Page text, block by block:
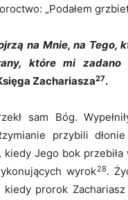
„Podałem
na Mnie, na Tego,
które mi zadano
Zachariasza27.
sam Bóg.
przybili
kiedy Jego bok przebiła
wyrok28.
kiedy prorok Zachariasz